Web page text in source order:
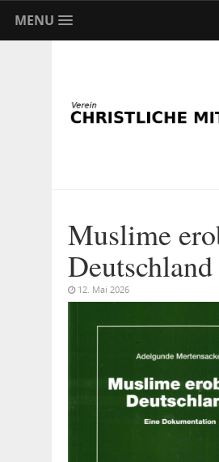
MENU
Muslime
Deutschland
12. Mai 2026